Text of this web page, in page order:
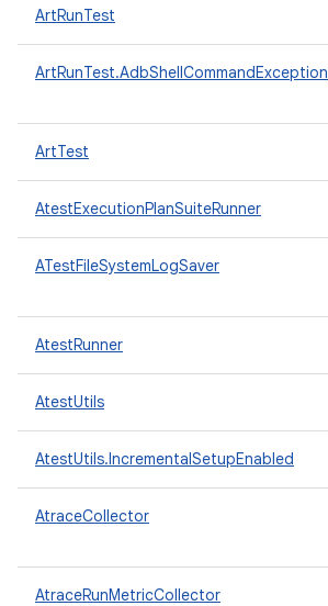
ArtRunTest
ArtRunTest.AdbShellCommandException
ArtTest
AtestExecutionPlanSuiteRunner
ATestFileSystemLogSaver
AtestRunner
AtestUtils
AtestUtils.IncrementalSetupEnabled
AtraceCollector
AtraceRunMetricCollector